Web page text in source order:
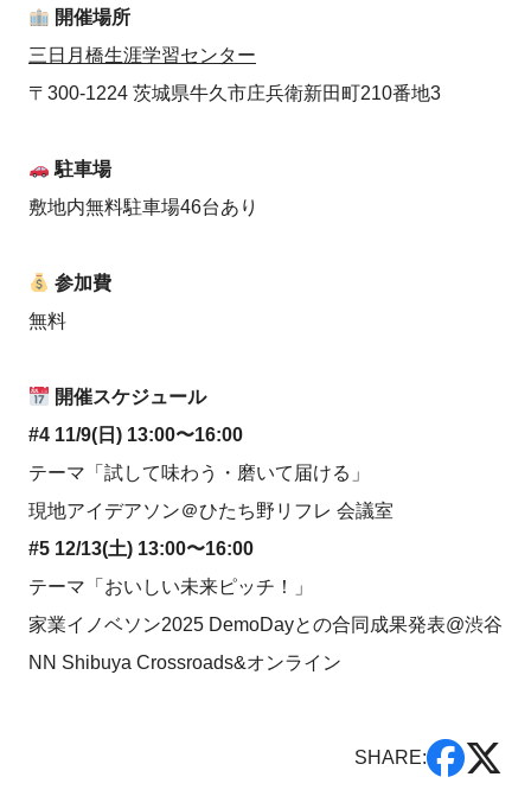
開催場所
三日月橋生涯学習センター
〒300-1224 茨城県牛久市庄兵衛新田町210番地3
駐車場
敷地内無料駐車場46台あり
参加費
無料
開催スケジュール
#4 11/9(日) 13:00〜16:00
テーマ「試して味わう・磨いて届ける」
現地アイデアソン＠ひたち野リフレ 会議室
#5 12/13(土) 13:00〜16:00
テーマ「おいしい未来ピッチ！」
家業イノベソン2025 DemoDayとの合同成果発表@渋谷
NN Shibuya Crossroads&オンライン
SHARE: